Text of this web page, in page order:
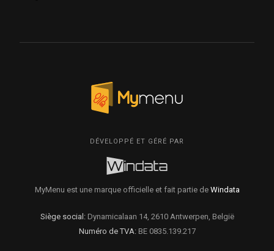
DÉVELOPPÉ ET GÉRÉ PAR
MyMenu est une marque officielle et fait partie de Windata
Siège social:Dynamicalaan 14, 2610 Antwerpen, België
Numéro de TVA:BE 0835.139.217